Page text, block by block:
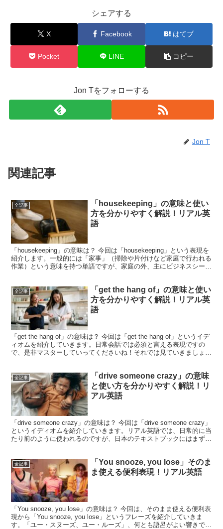
シェアする
X Facebook はてブ
Pocket LINE コピー
Jon Tをフォローする
Jon T
関連記事
全記事
「housekeeping」の意味と使い
方を分かりやすく解説！リアル英
語
「housekeeping」の意味は？ 今回は「housekeeping」という表現を
紹介します。一般的には「家事」（掃除や片付けなど家庭で行われる
作業）という意味を持つ単語ですが、家庭の外、主にビジネスシーン
全記事
「get the hang of」の意味と使い
方を分かりやすく解説！リアル英
語
「get the hang of」の意味は？ 今回は「get the hang of」というイデ
ィオムを紹介していきます。日常会話では必須と言える表現ですの
で、是非マスターしていってくださいね！それでは見ていきましょ
全記事
「drive someone crazy」の意味
と使い方を分かりやすく解説！リ
アル英語
「drive someone crazy」の意味は？ 今回は「drive someone crazy」
というイディオムを紹介していきます。リアル英語では、日常的に当
たり前のように使われるのですが、日本のテキストブックにはまず登
全記事
「You snooze, you lose」そのま
ま使える便利表現！リアル英語
「You snooze, you lose」の意味は？ 今回は、そのまま使える便利表
現から「You snooze, you lose」というフレーズを紹介していきま
す。「ユー・スヌーズ、ユー・ルーズ」、何とも語呂がよい響きです